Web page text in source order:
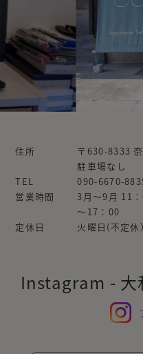
住所 〒630-8333
駐車場なし
TEL
090-6670-
営業時間
3月～9月 11
～17：00
定休日
火曜日(不定休）
Instagram - 大